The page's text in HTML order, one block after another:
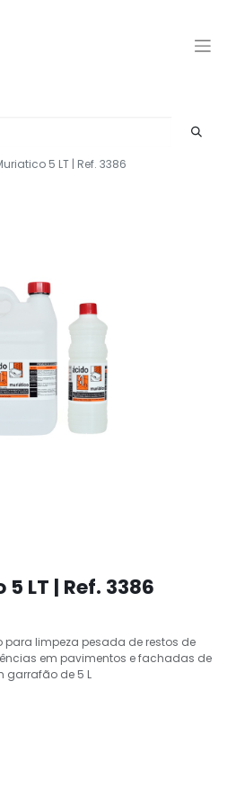
5 LT | Ref. 3386
LT | Ref. 3386
limpeza pesada de restos de
em pavimentos e fachadas de
garrafão de 5 L